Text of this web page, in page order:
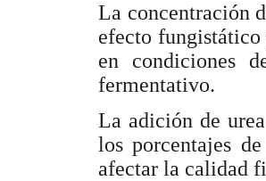
La concentración
efecto fungistático
en condiciones
fermentativo.
La adición de
los porcentajes
afectar la calidad